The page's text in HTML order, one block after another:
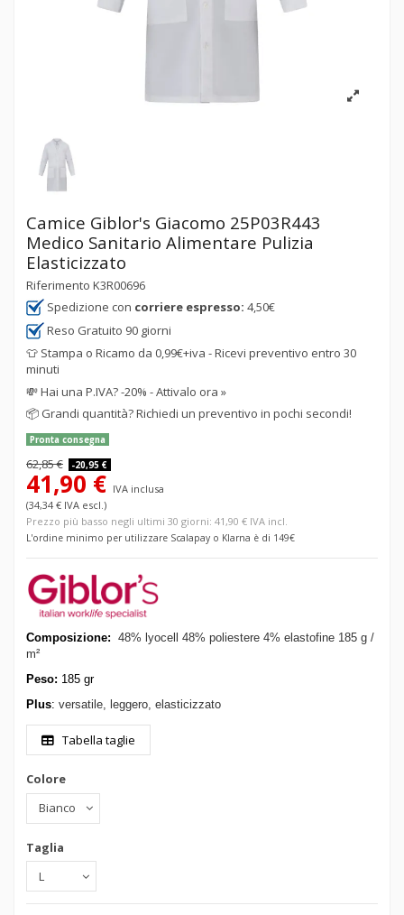
Camice Giblor's Giacomo 25P03R443
Medico Sanitario Alimentare Pulizia
Elasticizzato
Riferimento K3R00696
Spedizione con corriere espresso: 4,50€
Reso Gratuito 90 giorni
👕 Stampa o Ricamo da 0,99€+iva - Ricevi preventivo entro 30
minuti
💸Hai una P.IVA? -20% - Attivalo ora »
📦 Grandi quantità? Richiedi un preventivo in pochi secondi!
Pronta consegna
62,85 € -20,95 €
41,90 € IVA inclusa
(34,34 € IVA escl.)
Prezzo più basso negli ultimi 30 giorni: 41,90 € IVA incl.
L'ordine minimo per utilizzare Scalapay o Klarna è di 149€
Composizione: 48% lyocell 48% poliestere 4% elastofine 185 g /
m²
Peso: 185 gr
Plus: versatile, leggero, elasticizzato
Tabella taglie
Colore
Taglia